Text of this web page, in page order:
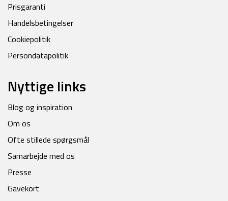
Prisgaranti
Handelsbetingelser
Cookiepolitik
Persondatapolitik
Nyttige links
Blog og inspiration
Om os
Ofte stillede spørgsmål
Samarbejde med os
Presse
Gavekort